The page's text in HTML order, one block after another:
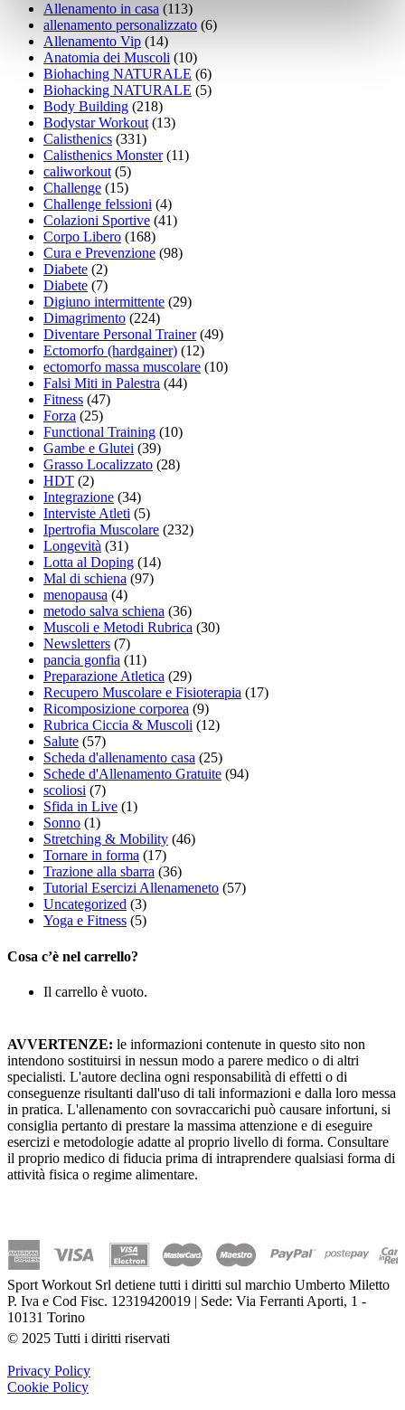
Allenamento in casa (113)
allenamento personalizzato (6)
Allenamento Vip (14)
Anatomia dei Muscoli (10)
Biohaching NATURALE (6)
Biohacking NATURALE (5)
Body Building (218)
Bodystar Workout(13)
Calisthenics (331)
Calisthenics Monster(11)
caliworkout(5)
Challenge (15)
Challenge felssioni (4)
Colazioni Sportive (41)
Corpo Libero (168)
Cura e Prevenzione (98)
Diabete (2)
Diabete (7)
Digiuno intermittente (29)
Dimagrimento (224)
Diventare Personal Trainer(49)
Ectomorfo (hardgainer) (12)
ectomorfo massa muscolare (10)
Falsi Miti in Palestra (44)
Fitness (47)
Forza (25)
Functional Training (10)
Gambe e Glutei (39)
Grasso Localizzato (28)
HDT (2)
Integrazione (34)
Interviste Atleti (5)
Ipertrofia Muscolare (232)
Longevità (31)
Lotta al Doping (14)
Mal di schiena (97)
menopausa (4)
metodo salva schiena (36)
Muscoli e Metodi Rubrica (30)
Newsletters (7)
pancia gonfia (11)
Preparazione Atletica (29)
Recupero Muscolare e Fisioterapia (17)
Ricomposizione corporea (9)
Rubrica Ciccia & Muscoli (12)
Salute (57)
Scheda d'allenamento casa (25)
Schede d'Allenamento Gratuite (94)
scoliosi (7)
Sfida in Live (1)
Sonno (1)
Stretching & Mobility (46)
Tornare in forma (17)
Trazione alla sbarra (36)
Tutorial Esercizi Allenameneto (57)
Uncategorized (3)
Yoga e Fitness (5)
Cosa c’è nel carrello?
Il carrello è vuoto.
AVVERTENZE: le informazioni contenute in questo sito non
intendono sostituirsi in nessun modo a parere medico o di altri
specialisti. L'autore declina ogni responsabilità di effetti o di
conseguenze risultanti dall'uso di tali informazioni e dalla loro messa
in pratica. L'allenamento con sovraccarichi può causare infortuni, si
consiglia pertanto di prestare la massima attenzione e di eseguire
esercizi e metodologie adatte al proprio livello di forma. Consultare
il proprio medico di fiducia prima di intraprendere qualsiasi forma di
attività fisica o regime alimentare.
Sport Workout Srl detiene tutti i diritti sul marchio Umberto Miletto
P. Iva e Cod Fisc. 12319420019 | Sede: Via Ferranti Aporti, 1 -
10131 Torino
© 2025 Tutti i diritti riservati
Privacy Policy
Cookie Policy